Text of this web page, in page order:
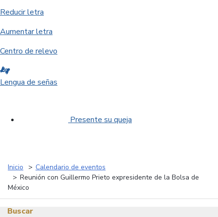
Reducir letra
Aumentar letra
Centro de relevo
Lengua de señas
Presente su queja
Inicio
Calendario de eventos
Reunión con Guillermo Prieto expresidente de la Bolsa de
México
Buscar